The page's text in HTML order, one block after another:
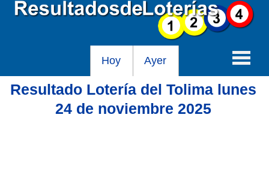
Hoy Ayer
Baloto
Resultado Lotería del Tolima lunes
24 de noviembre 2025